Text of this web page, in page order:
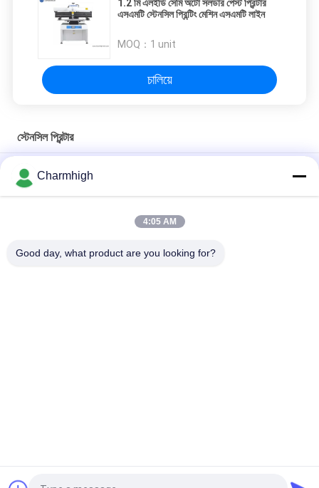
1.2 মি এলইডি সেমি অটো সলডার পেস্ট প্রিন্টার
এসএমটি স্টেনসিল প্রিন্টিং মেশিন এসএমটি লাইন
MOQ： 1 unit
চালিয়ে
স্টেনসিল প্রিন্টার
উচ্চ যথার্থ স্টেনসিল প্রিন্টার 3040 এসএমটি সিল্ক প্রিন্টার ম্যানুয়ালি এসএমটি উত্পাদনের
লাইন Charmhigh
4:05 AM
Good day, what product are you looking for?